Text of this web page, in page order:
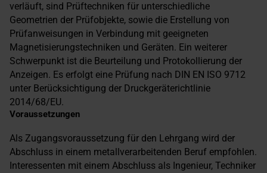
verläuft, sind Prüftechniken für unterschiedliche
Geometrien der Prüfobjekte, sowie die Erstellung von
Prüfanweisungen in Verbindung mit geeigneten
Magnetisierungstechniken und Geräten. Ein weiterer
Schwerpunkt ist die Beurteilung und Protokollierung der
Anzeigen. Es erfolgt eine Prüfung nach DIN EN ISO 9712
unter Berücksichtigung der Druckgeräterichtlinie
2014/68/EU.
Voraussetzungen
Als Zugangsvoraussetzung für den Lehrgang wird der
Abschluss in einem metallverarbeitenden Beruf empfohlen.
Interessenten mit einem Abschluss als Ingenieur, Techniker